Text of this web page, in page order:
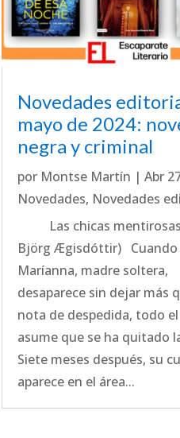
Novedades
mayo de 2024:
negra y criminal
por Montse Martín |Abr
Novedades, Novedades
Las chicas mentirosas
Björg Ægisdóttir) Cuando
Maríanna, madre soltera,
desaparece sin dejar más
nota de despedida, todo
asume que se ha quitado
Siete meses después, su
aparece en el área...